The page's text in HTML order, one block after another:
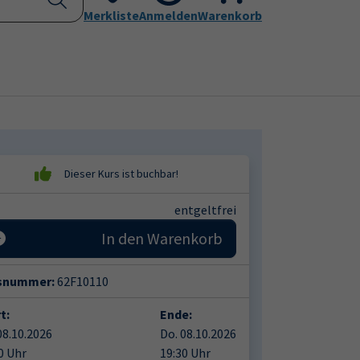
Submenu for "Programm"Submenu for "Kontakt"
Aktuelles Leichte Sprache
MerklisteAnmeldenWarenkorb
entgeltfrei
In den Warenkorb
62F10110
Uhr
Ende:
Do. 08.10.2026
19:30 Uhr